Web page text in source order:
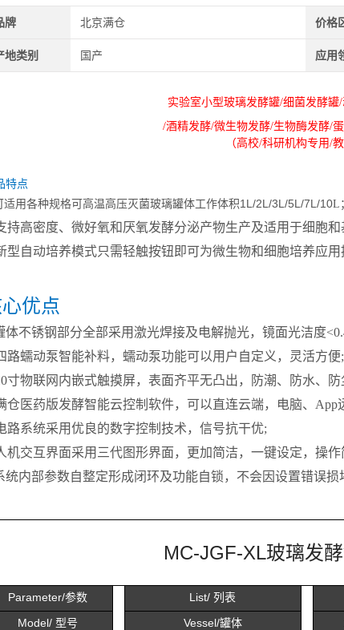
牌 北京满仓 价格
地类别 国产 应用
实验室小型玻璃发酵罐/细菌发酵
/酒精发酵/微生物发酵/生物酶发酵/
（高校/科研机构专用/
特点
适用各种规格可高温高压灭菌玻璃罐体工作体积1L/2L/3L/5L/7L/10L；
持高密度、微好氧和厌氧发酵分泌产物生产及适用于细胞
型自动培养模式只需轻触按钮即可为微生物和细胞培养应用
优点
体不锈钢部分全部采用激光焊接及电解抛光，镜面光洁度
路蠕动泵智能补料，蠕动泵功能可以用户自定义，灵活方便;
寸物联网内嵌式触摸屏，表面齐平无凸出，防潮、防水、
仓医药版发酵智能云控制软件，可以直连云端，电脑、App
路系统采用优良的数字控制技术，信号抗干优;
机交互界面采用三代图形界面，更加简洁，一键设定，操
统内部参数自整定形成闭环及功能自锁，不会因设置错误损
MC-JGF-XL玻璃发
Parameter/参数 List/ 列表
Model/ 型号 Vessel/罐体